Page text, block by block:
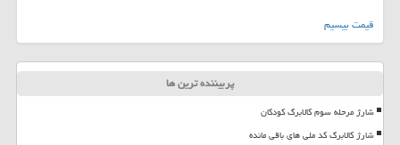
قیمت بیسیم
پربیننده ترین ها
شارژ مرحله سوم کالابرگ کودکان
شارژ کالابرگ کد ملی های باقی مانده